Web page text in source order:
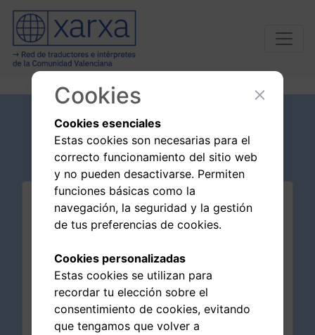
Noticias
Cookies
Cookies esenciales
Estas cookies son necesarias para el
correcto funcionamiento del sitio web
y no pueden desactivarse. Permiten
funciones básicas como la
navegación, la seguridad y la gestión
de tus preferencias de cookies.
Cookies personalizadas
Estas cookies se utilizan para
recordar tu elección sobre el
consentimiento de cookies, evitando
que tengamos que volver a